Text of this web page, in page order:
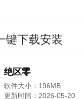
键下载安装
绝区零
软件大小：196MB
更新时间：2026-05-20